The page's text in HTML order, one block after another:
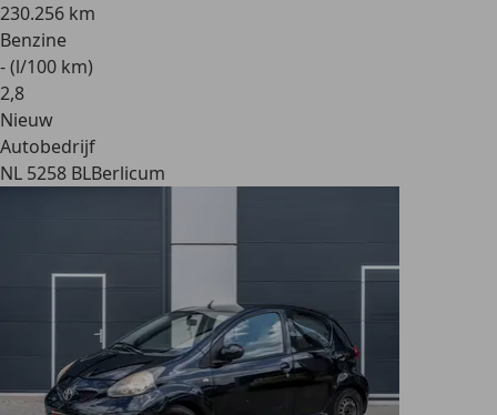
230.256 km
Benzine
- (l/100 km)
2,8
Nieuw
Autobedrijf
NL 5258 BLBerlicum